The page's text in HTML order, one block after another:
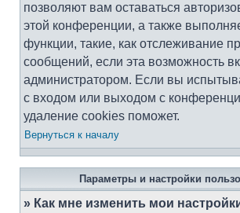
позволяют вам оставаться
этой конференции, а также
функции, такие, как отслеживание
сообщений, если эта возможность
администратором. Если вы
с входом или выходом с
удаление cookies поможет.
Вернуться к началу
Параметры и настройки
» Как мне изменить мои